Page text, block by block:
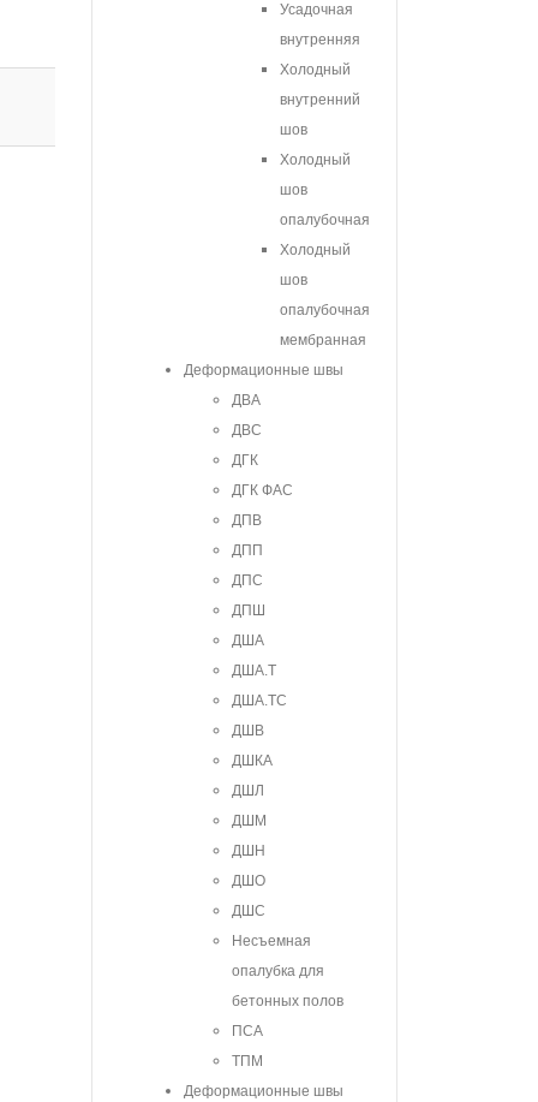
Усадочная
внутренняя
Холодный
внутренний
шов
Холодный
шов
опалубочная
Холодный
шов
опалубочная
мембранная
Деформационные швы
ДВА
ДВС
ДГК
ДГК ФАС
ДПВ
ДПП
ДПС
ДПШ
ДША
ДША.Т
ДША.ТС
ДШВ
ДШКА
ДШЛ
ДШМ
ДШН
ДШО
ДШС
Несъемная
опалубка для
бетонных полов
ПСА
ТПМ
Деформационные швы